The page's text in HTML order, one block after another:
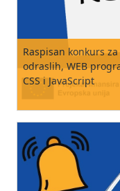
Raspisan konkurs
odraslih, WEB
CSS i JavaScript